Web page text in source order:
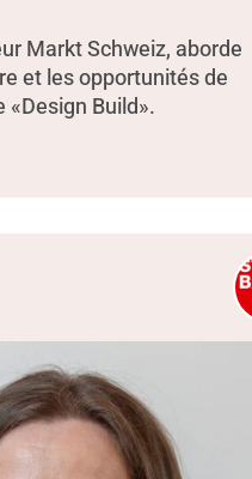
Markt Schweiz, aborde
et les opportunités de
«Design Build».